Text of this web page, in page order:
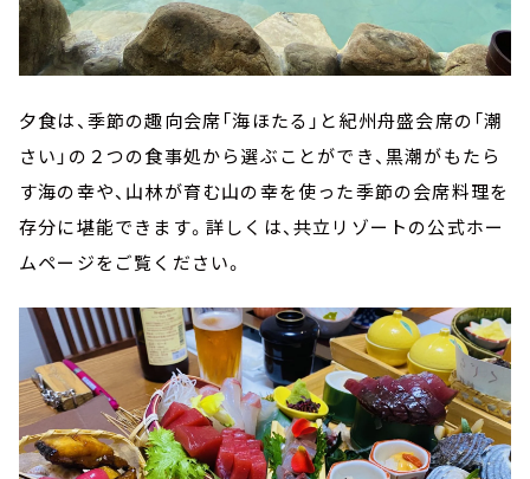
夕食は、季節の趣向会席「海ほたる」と紀州舟盛会席の「潮
さい」の２つの食事処から選ぶことができ、黒潮がもたら
す海の幸や、山林が育む山の幸を使った季節の会席料理を
存分に堪能できます。詳しくは、共立リゾートの公式ホー
ムページをご覧ください。